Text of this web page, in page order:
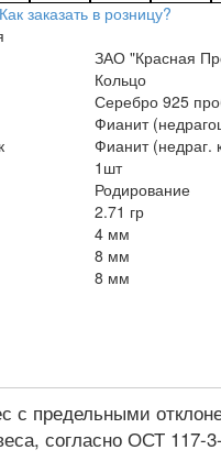
Как заказать в розницу?
ЗАО "Красная
Кольцо
Серебро 925
Фианит
Фианит (недраг.
1шт
Родирование
2.71 гр
4 мм
8 мм
8 мм
с предельными
согласно ОСТ 117-